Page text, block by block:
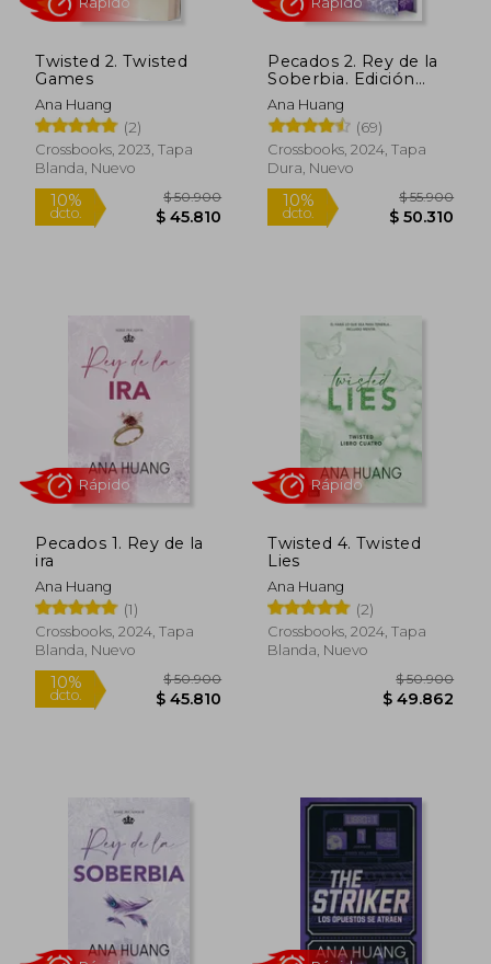
Twisted 2. Twisted
Games
Ana Huang
(2)
Crossbooks, 2023, Tapa
Blanda, Nuevo
Pecados 2. Rey de la
Soberbia. Edición
Especial
Ana Huang
(69)
Crossbooks, 2024, Tapa
Dura, Nuevo
10%
dcto.
Pecados 1. Rey de la
ira
Ana Huang
(1)
Crossbooks, 2024, Tapa
Blanda, Nuevo
dcto.
Twisted 4. Twisted
Lies
Ana Huang
(2)
Crossbooks, 2024, Tapa
Blanda, Nuevo